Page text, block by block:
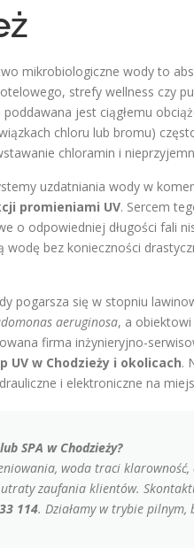
mikrobiologiczne wody to
strefy wellness czy
jest ciągłemu
chloru lub bromu)
chloramin i
uzdatniania wody w
promieniami UV. Sercem
o odpowiedniej długości fali
bez konieczności
pogarsza się w stopniu
aeruginosa, a
firma inżynieryjno-
UV w Chodzieży i okolicach.
i elektroniczne na
SPA w Chodzieży?
woda traci klarowność,
zaufania klientów.
114. Działamy w trybie pilnym,